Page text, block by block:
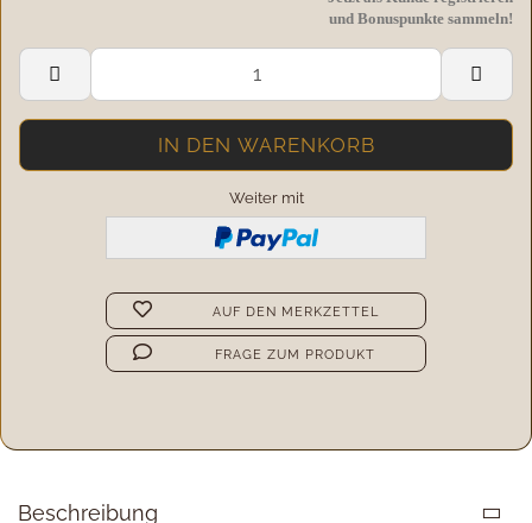
und Bonuspunkte sammeln!
Weiter mit
AUF DEN MERKZETTEL
FRAGE ZUM PRODUKT
Beschreibung